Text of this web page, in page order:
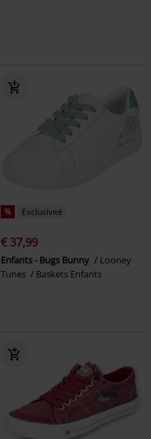
% Exclusivité
€ 37,99
Enfants - Bugs Bunny
Looney
Tunes
Baskets Enfants